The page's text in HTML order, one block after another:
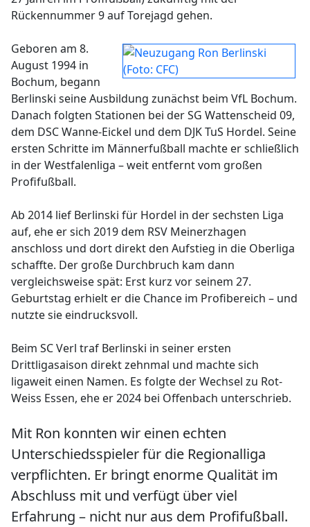
Rückennummer 9 auf Torejagd gehen.
Geboren am 8.
August 1994 in
Bochum, begann
Berlinski seine Ausbildung zunächst beim VfL Bochum.
Danach folgten Stationen bei der SG Wattenscheid 09,
dem DSC Wanne-Eickel und dem DJK TuS Hordel. Seine
ersten Schritte im Männerfußball machte er schließlich
in der Westfalenliga – weit entfernt vom großen
Profifußball.
Ab 2014 lief Berlinski für Hordel in der sechsten Liga
auf, ehe er sich 2019 dem RSV Meinerzhagen
anschloss und dort direkt den Aufstieg in die Oberliga
schaffte. Der große Durchbruch kam dann
vergleichsweise spät: Erst kurz vor seinem 27.
Geburtstag erhielt er die Chance im Profibereich – und
nutzte sie eindrucksvoll.
Beim SC Verl traf Berlinski in seiner ersten
Drittligasaison direkt zehnmal und machte sich
ligaweit einen Namen. Es folgte der Wechsel zu Rot-
Weiss Essen, ehe er 2024 bei Offenbach unterschrieb.
Mit Ron konnten wir einen echten
Unterschiedsspieler für die Regionalliga
verpflichten. Er bringt enorme Qualität im
Abschluss mit und verfügt über viel
Erfahrung – nicht nur aus dem Profifußball.